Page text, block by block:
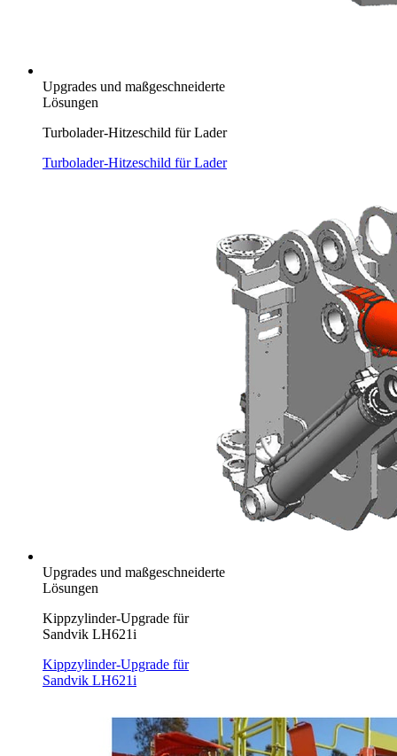
Upgrades und maßgeschneiderte
Lösungen
Turbolader-Hitzeschild für Lader
Turbolader-Hitzeschild für Lader
Upgrades und maßgeschneiderte
Lösungen
Kippzylinder-Upgrade für
Sandvik LH621i
Kippzylinder-Upgrade für
Sandvik LH621i